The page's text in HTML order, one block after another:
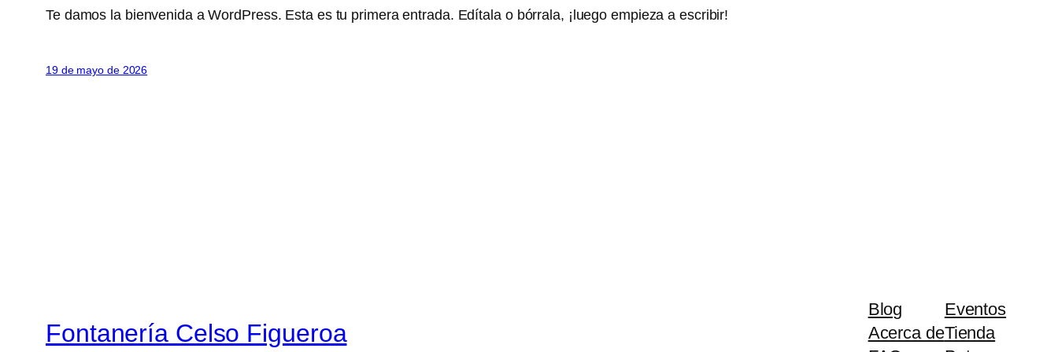
Te damos la bienvenida a WordPress. Esta es tu primera entrada. Edítala o bórrala, ¡luego empieza a escribir!
19 de mayo de 2026
Fontanería Celso Figueroa
Blog
Acerca de
Eventos
Tienda